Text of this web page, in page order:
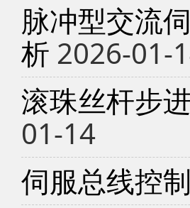
脉冲型交流
析 2026-01-
滚珠丝杆步
01-14
伺服总线控